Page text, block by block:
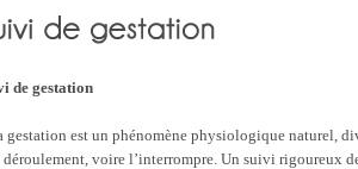
de gestation
gestation est un phénomène physiologique naturel,
voire l’interrompre. Un suivi rigoureux